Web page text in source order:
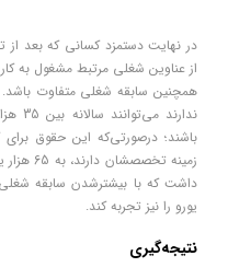
در نهایت دستمزد کسانی که بعد
از عناوین شغلی مرتبط مشغول به
همچنین سابقه شغلی متفاوت
زمینه
یورو را نیز تجربه کند.
نتیجه‌گیری